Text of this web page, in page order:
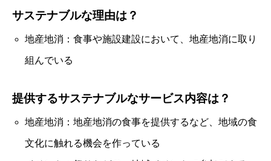
サステナブルな理由は？
地産地消：食事や施設建設において、地産地消に取り
組んでいる
提供するサステナブルなサービス内容は？
地産地消：地産地消の食事を提供するなど、地域の食
文化に触れる機会を作っている